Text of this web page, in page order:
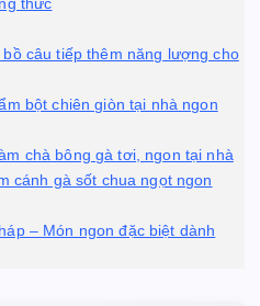
câu tiếp thêm năng lượng cho
bột chiên giòn tại nhà ngon
chà bông gà tơi, ngon tại nhà
cánh gà sốt chua ngọt ngon
– Món ngon đặc biệt dành